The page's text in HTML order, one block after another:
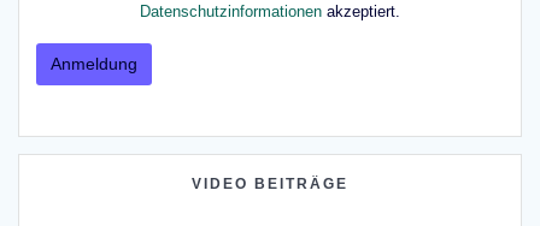
Datenschutzinformationen akzeptiert.
VIDEO BEITRÄGE